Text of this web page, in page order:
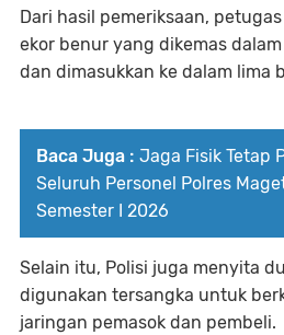
Dari hasil pemeriksaan,
ekor benur yang dikemas
dan dimasukkan ke dalam lima
Baca Juga : Jaga Fisik Tetap
Seluruh Personel Polres
Semester I 2026
Selain itu, Polisi juga menyita
digunakan tersangka untuk
jaringan pemasok dan pembeli.